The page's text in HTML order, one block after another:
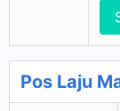
Pos Laju